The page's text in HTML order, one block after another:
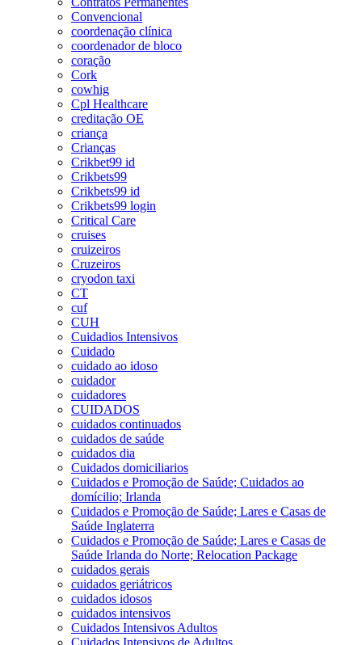
Convencional
coordenação clínica
coordenador de bloco
coração
Cork
cowhig
Cpl Healthcare
creditação OE
criança
Crianças
Crikbet99 id
Crikbets99
Crikbets99 id
Crikbets99 login
Critical Care
cruises
cruizeiros
Cruzeiros
cryodon taxi
CT
cuf
CUH
Cuidadios Intensivos
Cuidado
cuidado ao idoso
cuidador
cuidadores
CUIDADOS
cuidados continuados
cuidados de saúde
cuidados dia
Cuidados domiciliarios
Cuidados e Promoção de Saúde; Cuidados ao
domícilio; Irlanda
Cuidados e Promoção de Saúde; Lares e Casas de
Saúde Inglaterra
Cuidados e Promoção de Saúde; Lares e Casas de
Saúde Irlanda do Norte; Relocation Package
cuidados gerais
cuidados geriátricos
cuidados idosos
cuidados intensivos
Cuidados Intensivos Adultos
Cuidados Intensivos de Adultos